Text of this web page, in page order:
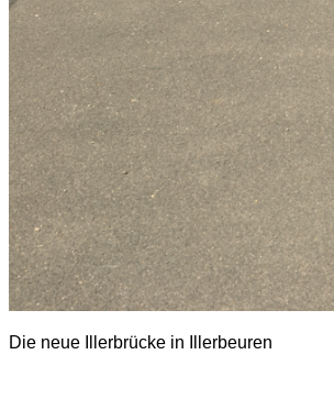
Die neue Illerbrücke in Illerbeuren